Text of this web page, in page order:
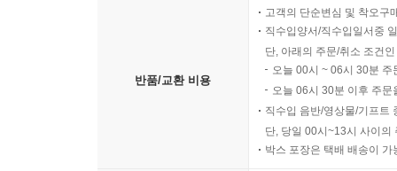
반품/교환 비용
고객의 단순변심 및 착오구
직수입양서/직수입일서중
단, 아래의 주문/취소 조건
오늘 00시 ~ 06시 30분
오늘 06시 30분 이후 주
직수입 음반/영상물/기프트
단, 당일 00시~13시 사이의
박스 포장은 택배 배송이